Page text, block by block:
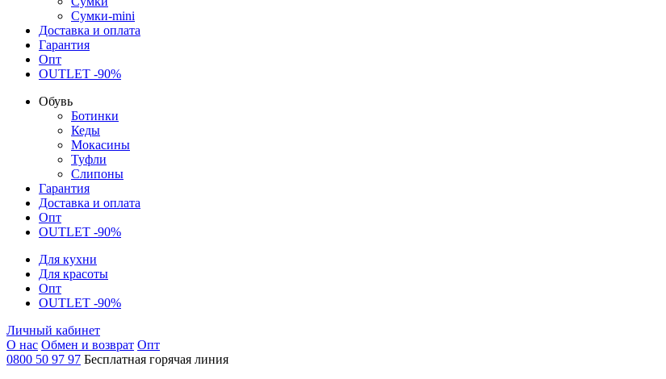
Сумки-mini
Доставка и оплата
Гарантия
Опт
OUTLET -90%
Обувь
Ботинки
Кеды
Мокасины
Туфли
Слипоны
Гарантия
Доставка и оплата
Опт
OUTLET -90%
Для кухни
Для красоты
Опт
OUTLET -90%
Личный кабинет
О нас Обмен и возврат Опт
0800 50 97 97 Бесплатная горячая линия